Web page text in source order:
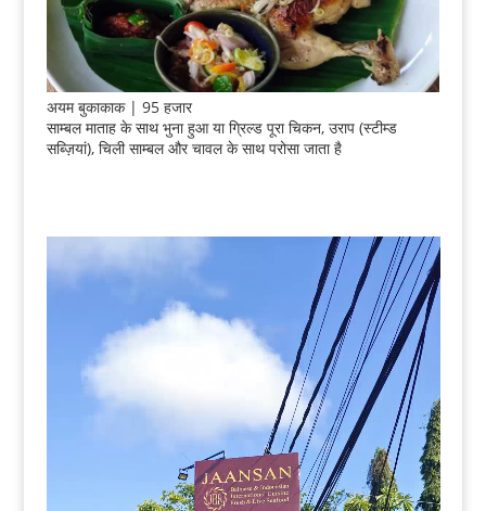
अयम बुकाकाक | 95 हजार
साम्बल माताह के साथ भुना हुआ या ग्रिल्ड पूरा चिकन, उराप (स्टीम्ड
सब्ज़ियां), चिली साम्बल और चावल के साथ परोसा जाता है